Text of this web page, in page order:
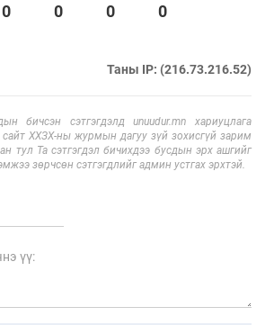
0 0 0 0
Таны IP: (216.73.216.52)
бичсэн сэтгэгдэлд unuudur.mn хариуцлага
ХХЗХ-ны журмын дагуу зүй зохисгүй зарим
тул Та сэтгэгдэл бичихдээ бусдын эрх ашгийг
зөрчсөн сэтгэгдлийг админ устгах эрхтэй.